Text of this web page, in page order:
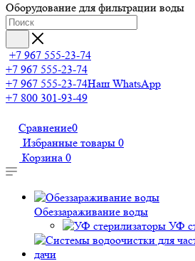
Оборудование для фильтрации воды
+7 967 555-23-74
+7 967 555-23-74
+7 967 555-23-74Наш WhatsApp
+7 800 301-93-49
Сравнение0
Избранные товары 0
Корзина 0
Обеззараживание воды
УФ